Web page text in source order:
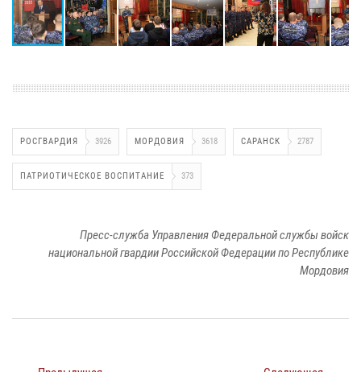
РОСГВАРДИЯ 3926 МОРДОВИЯ 3618 САРАНСК 2787
ПАТРИОТИЧЕСКОЕ ВОСПИТАНИЕ 373
Пресс-служба Управления Федеральной службы войск
национальной гвардии Российской Федерации по Республике
Мордовия